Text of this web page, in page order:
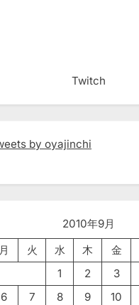
Twitch
by oyajinchi
2010年9月
月
火 水 木 金
1
2 3
6
7 8 9 10